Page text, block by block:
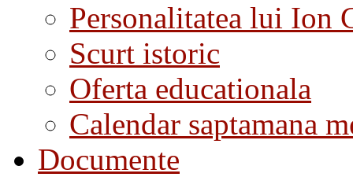
Personalitatea lui Ion
Scurt istoric
Oferta educationala
Calendar saptamana
Documente